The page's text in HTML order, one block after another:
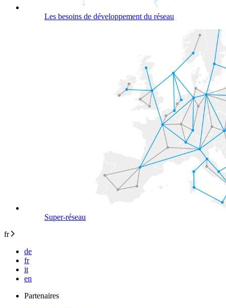
Les besoins de développement du réseau
Super-réseau
fr
de
fr
it
en
Partenaires